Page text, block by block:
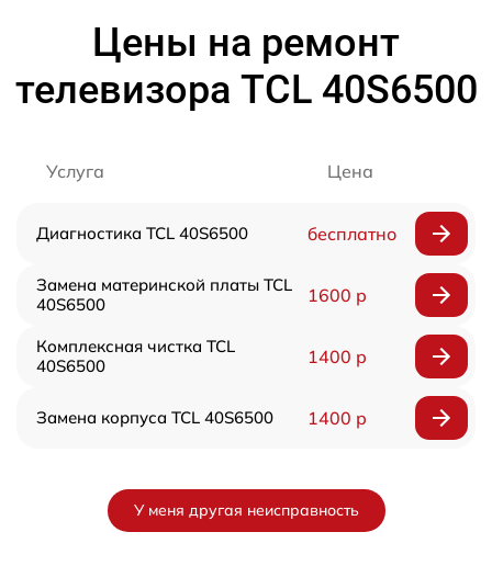
Цены на ремонт
телевизора TCL 40S6500
Услуга Цена
Диагностика TCL 40S6500 бесплатно
Замена материнской платы TCL
40S6500
1600 р
Комплексная чистка TCL
40S6500
1400 р
Замена корпуса TCL 40S6500 1400 р
У меня другая неисправность